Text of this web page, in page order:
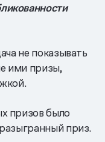
не показывать
ими призы,
призов было
приз.